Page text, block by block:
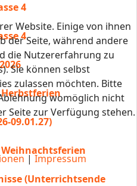
4
4
09.01.27)
(Unterrichtsende
Website. Einige von ihnen
der Seite, während andere
die Nutzererfahrung zu
Sie können selbst
zulassen möchten. Bitte
womöglich nicht
Seite zur Verfügung stehen.
| Impressum